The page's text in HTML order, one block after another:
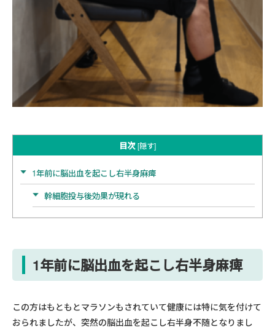
目次 [隠す]
1年前に脳出血を起こし右半身麻痺
幹細胞投与後効果が現れる
1年前に脳出血を起こし右半身麻痺
この方はもともとマラソンもされていて健康には特に気を付けて
おられましたが、突然の脳出血を起こし右半身不随となりまし